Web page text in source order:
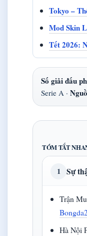
Tokyo –
Mod Skin
Tết 2026:
Số giải đấu
Serie A ·
TÓM TẮT
1 Sự
Trận
Hà Nội